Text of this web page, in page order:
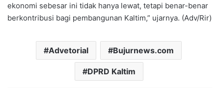
ekonomi sebesar ini tidak hanya lewat, tetapi benar-benar
berkontribusi bagi pembangunan Kaltim,” ujarnya. (Adv/Rir)
Advetorial Bujurnews.com
DPRD Kaltim